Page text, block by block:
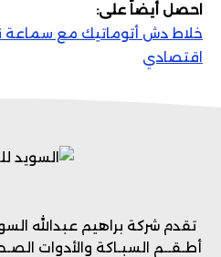
احصل أيضاً على:
اقتصادي
تقدم شركة براهيم عبدالله
أطـقــم السبـاكة والأدوات